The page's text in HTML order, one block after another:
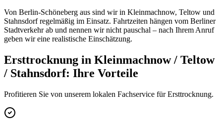
Von Berlin-Schöneberg aus sind wir in Kleinmachnow, Teltow und
Stahnsdorf regelmäßig im Einsatz. Fahrtzeiten hängen vom Berliner
Stadtverkehr ab und nennen wir nicht pauschal – nach Ihrem Anruf
geben wir eine realistische Einschätzung.
Ersttrocknung in Kleinmachnow / Teltow
/ Stahnsdorf: Ihre Vorteile
Profitieren Sie von unserem lokalen Fachservice fürErsttrocknung.